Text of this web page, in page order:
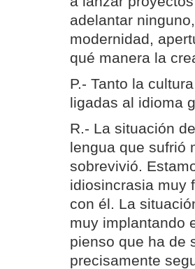
adelantar
modernidad,
qué manera la
P.- Tanto la
ligadas al idioma
R.- La situación
lengua que sufrió
sobrevivió.
idiosincrasia muy
con él. La
muy implantando
pienso que ha de
precisamente